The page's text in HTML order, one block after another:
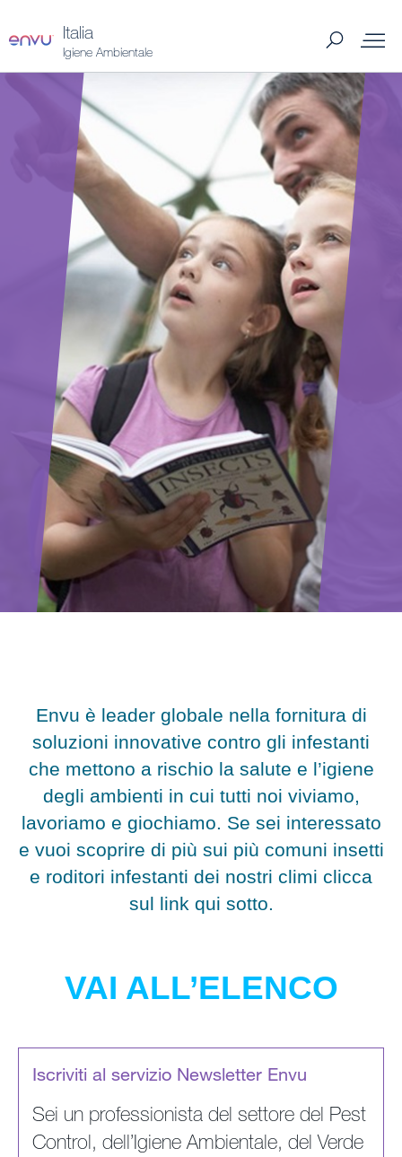
Italia
Igiene Ambientale
Chi siamo
Scrivi un messaggio
Newsletter Registrazione
Rapporto di Sostenibilità 2023
Mappa del sito
Lavorare in Envu
HoReCa 2025
Insetti e Roditori
Per acquistare
Trova il rivenditore Hygienist più vicino a te
Envu è leader globale nella fornitura di
soluzioni innovative contro gli infestanti
che mettono a rischio la salute e l’igiene
degli ambienti in cui tutti noi viviamo,
lavoriamo e giochiamo. Se sei interessato
e vuoi scoprire di più sui più comuni insetti
e roditori infestanti dei nostri climi clicca
sul link qui sotto.
VAI ALL’ELENCO
Iscriviti al servizio Newsletter Envu
Sei un professionista del settore del Pest
Control, dell’Igiene Ambientale, del Verde